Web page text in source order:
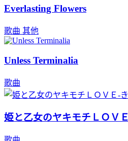
Everlasting Flowers
歌曲 其他
Unless Terminalia
歌曲
姫と乙女のヤキモチＬＯＶ